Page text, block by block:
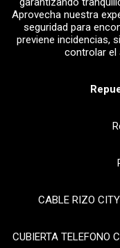
Aprovecha nuestra
seguridad para
previene incidencias,
controlar el
CABLE RIZO
CUBIERTA TELEFONO